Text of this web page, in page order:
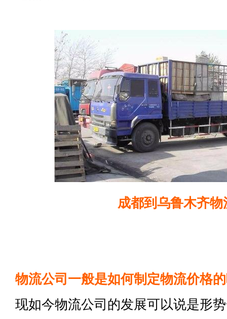
成都到乌鲁木齐物
物流公司一般是如何制定物流价格
现如今物流公司的发展可以说是形